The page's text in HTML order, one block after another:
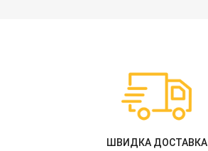
ШВИДКА ДОСТАВКА